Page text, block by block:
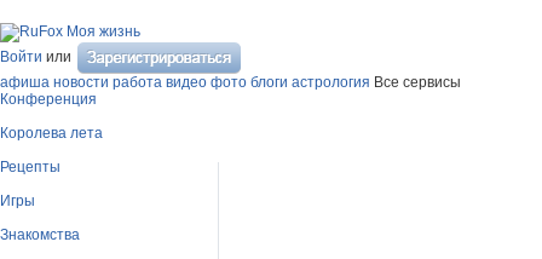
Моя жизнь
Войти или
афиша новости работа видео фото блоги астрология Все сервисы
Конференция
Королева лета
Рецепты
Игры
Знакомства